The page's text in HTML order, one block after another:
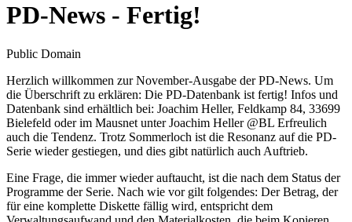
PD-News - Fertig!
Public Domain
Herzlich willkommen zur November-Ausgabe der PD-News. Um
die Überschrift zu erklären: Die PD-Datenbank ist fertig! Infos und
Datenbank sind erhältlich bei: Joachim Heller, Feldkamp 84, 33699
Bielefeld oder im Mausnet unter Joachim Heller @BL Erfreulich
auch die Tendenz. Trotz Sommerloch ist die Resonanz auf die PD-
Serie wieder gestiegen, und dies gibt natürlich auch Auftrieb.
Eine Frage, die immer wieder auftaucht, ist die nach dem Status der
Programme der Serie. Nach wie vor gilt folgendes: Der Betrag, der
für eine komplette Diskette fällig wird, entspricht dem